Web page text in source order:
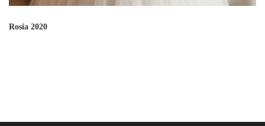
Rosia 2020